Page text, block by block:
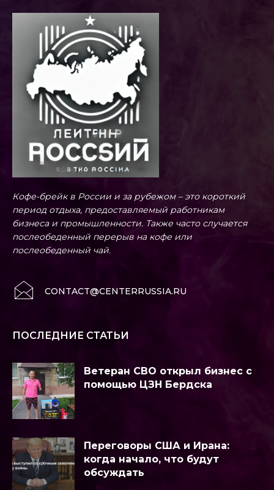
Кофе-брейк в России и за рубежом – это короткий
период отдыха, предоставляемый работникам
бизнеса и промышленности. Также часто случается
послеобеденный перерыв на кофе или
послеобеденный чай.
CONTACT@CENTERRUSSIA.RU
ПОСЛЕДНИЕ СТАТЬИ
Ветеран СВО открыл бизнес с
помощью ЦЗН Бердска
Переговоры США и Ирана:
когда начало, что будут
обсуждать